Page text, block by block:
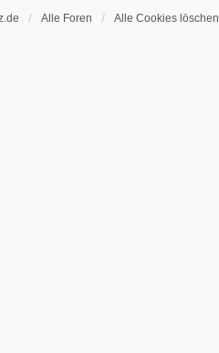
Alle Foren Alle Cookies löschen